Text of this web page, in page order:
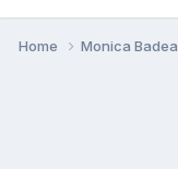
Home Monica Badea